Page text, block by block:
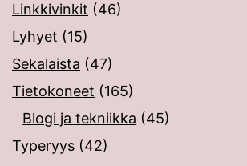
Linkkivinkit (46)
Lyhyet (15)
Sekalaista (47)
Tietokoneet (165)
Blogi ja tekniikka (45)
Typeryys (42)